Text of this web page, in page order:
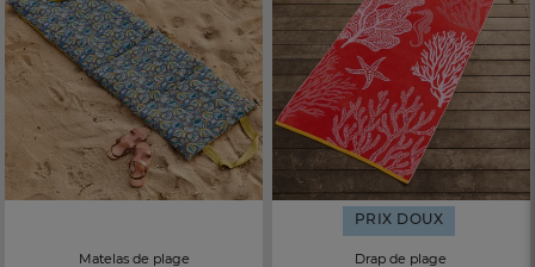
Matelas de plage
PRIX DOUX
Drap de plage